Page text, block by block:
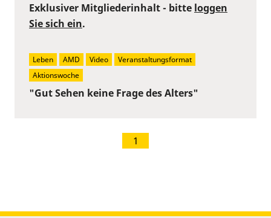
"Gut Sehen keine Frage des Alters"
Exklusiver Mitgliederinhalt - bitte loggen
Sie sich ein.
Leben AMD Video
Veranstaltungsformat
Aktionswoche
1